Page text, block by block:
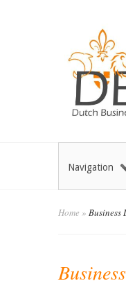
Navigation
Home » Business